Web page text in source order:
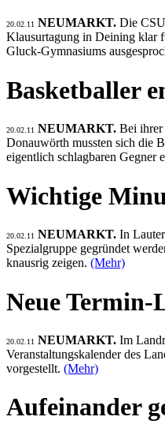
20.02.11 NEUMARKT. Die
Klausurtagung in Deining klar
Gluck-Gymnasiums
Basketballer
20.02.11 NEUMARKT. Bei ihrer
Donauwörth mussten sich die
eigentlich schlagbaren Gegner
Wichtige
20.02.11 NEUMARKT. In
Spezialgruppe gegründet
knausrig zeigen. (Mehr)
Neue Termin-
20.02.11 NEUMARKT. Im
Veranstaltungskalender des
vorgestellt. (Mehr)
Aufeinander